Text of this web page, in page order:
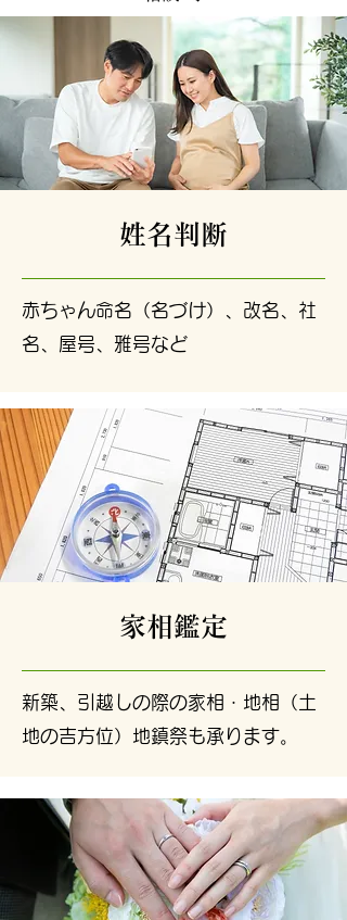
姓名判断
赤ちゃん命名（名づけ）、改名、社
名、屋号、雅号など
家相鑑定
新築、引越しの際の家相・地相（土
地の吉方位）地鎮祭も承ります。